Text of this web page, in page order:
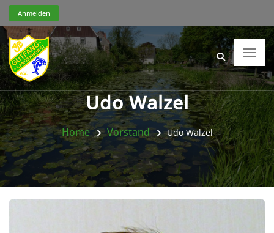
Anmelden
Udo Walzel
Home Vorstand Udo Walzel